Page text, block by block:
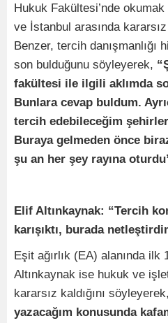
Hukuk Fakültesi’nde
ve İstanbul arasında kararsız
Benzer, tercih danışmanlığı
son bulduğunu söyleyerek,
fakültesi ile ilgili aklımda
Bunlara cevap buldum.
tercih edebileceğim
Buraya gelmeden önce
şu an her şey rayına
Elif Altınkaynak: “Tercih
karışıktı, burada
Eşit ağırlık (EA) alanında ilk
Altınkaynak ise hukuk ve
kararsız kaldığını söyleyerek,
yazacağım konusunda